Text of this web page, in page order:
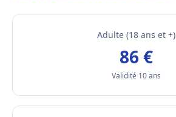
Adulte (18 ans et +)
86 €
Validité 10 ans